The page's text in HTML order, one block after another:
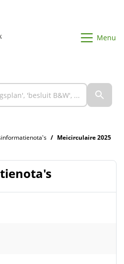
Menu
Meicirculaire 2025